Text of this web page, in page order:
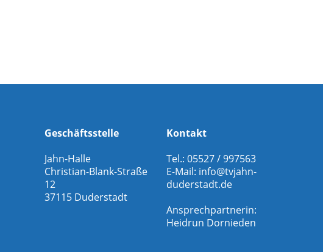
Geschäftsstelle
Jahn-Halle
Christian-Blank-Straße
12
37115 Duderstadt
Kontakt
Tel.: 05527 / 997563
E-Mail: info@tvjahn-
duderstadt.de
Ansprechpartnerin:
Heidrun Dornieden